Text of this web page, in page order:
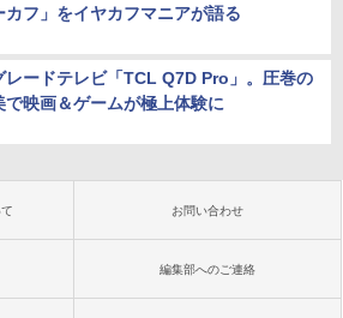
カフ」をイヤカフマニアが語る
レードテレビ「TCL Q7D Pro」。圧巻の
で映画＆ゲームが極上体験に
お問い合わせ
編集部へのご連絡